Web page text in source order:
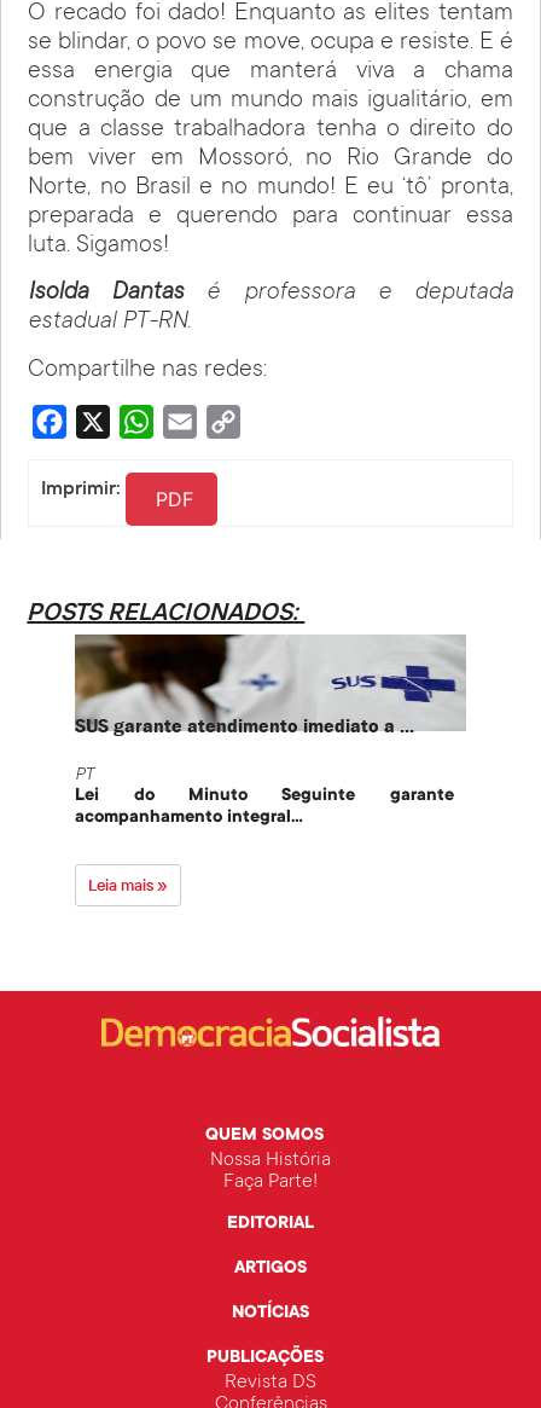
O recado foi dado! Enquanto as elites tentam
se blindar, o povo se move, ocupa e resiste. E é
essa energia que manterá viva a chama
construção de um mundo mais igualitário, em
que a classe trabalhadora tenha o direito do
bem viver em Mossoró, no Rio Grande do
Norte, no Brasil e no mundo! E eu ‘tô’ pronta,
preparada e querendo para continuar essa
luta. Sigamos!
Isolda Dantasé professora e deputada
estadual PT-RN.
Compartilhe nas redes:
Facebook WhatsApp
Email
Imprimir: PDF
POSTS RELACIONADOS:
SUS garante atendimento imediato a ...
PT
Lei do Minuto Seguinte garante
acompanhamento integral...
Leia mais »
QUEM SOMOS
Nossa História
Faça Parte!
EDITORIAL
ARTIGOS
NOTÍCIAS
PUBLICAÇÕES
Revista DS